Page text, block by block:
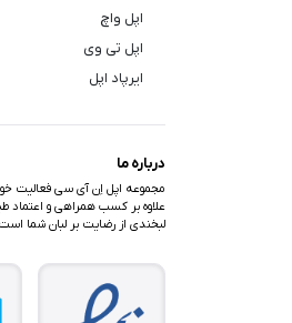
اپل واچ
اپل تی وی
ایرپاد اپل
درباره ما
مجموعه اپل اِن آی سی فعالیت
علاوه بر کسب همراهی و اعتماد
لبخندی از رضایت بر لبان شما